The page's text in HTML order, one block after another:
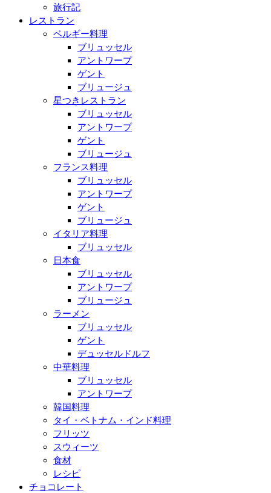
旅行記
レストラン
ベルギー料理
ブリュッセル
アントワープ
ゲント
ブリュージュ
星つきレストラン
ブリュッセル
アントワープ
ゲント
ブリュージュ
フランス料理
ブリュッセル
アントワープ
ゲント
ブリュージュ
イタリア料理
ブリュッセル
日本食
ブリュッセル
アントワープ
ブリュージュ
ラーメン
ブリュッセル
ゲント
デュッセルドルフ
中華料理
ブリュッセル
アントワープ
韓国料理
タイ・ベトナム・インド料理
フリッツ
スウィーツ
食材
レシピ
チョコレート